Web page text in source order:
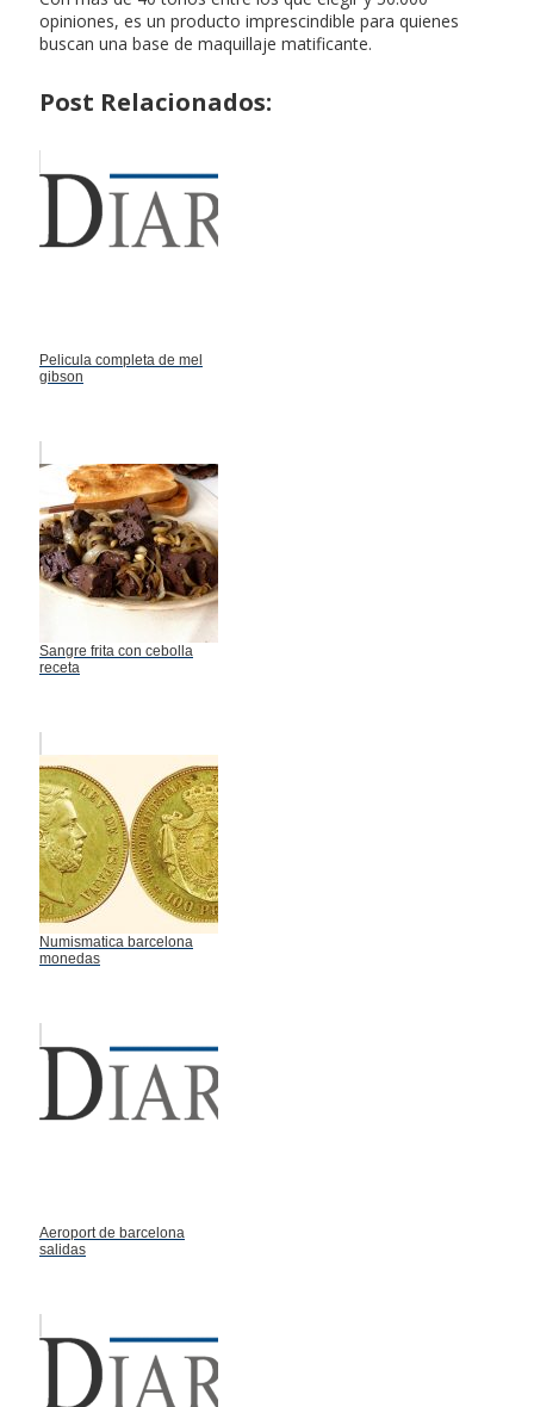
opiniones, es un producto imprescindible para quienes
buscan una base de maquillaje matificante.
Post Relacionados:
Pelicula completa de mel
gibson
Sangre frita con cebolla
receta
Numismatica barcelona
monedas
Aeroport de barcelona
salidas